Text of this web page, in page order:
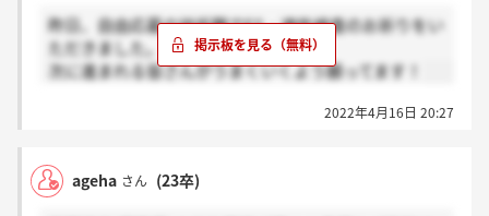
昨日、自由応募の技術職でES・適性検査のお祈りをい
ただきました。
次に進まれる皆さんがうまくいくよう願ってます！
2022年4月16日 20:27
ageha さん (23卒)